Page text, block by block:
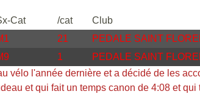
Cat /cat Club
21 PEDALE SAINT
1 PEDALE SAINT
vélo l'année dernière et a décidé de les
et qui fait un temps canon de 4:08 et